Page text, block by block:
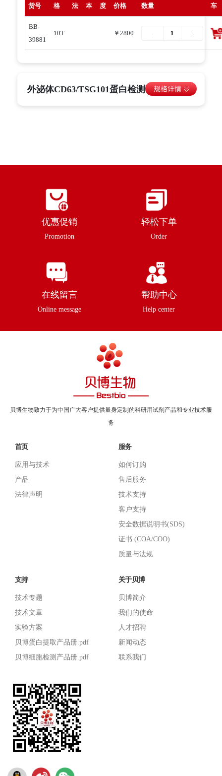
货号
格
法
本
度
价格 数量
车
BB-
39881
10T ￥2800
外泌体CD63/TSG101蛋白检测试剂盒
优惠促销
Promotion
轻松下单
Order
在线留言
Online message
帮助中心
Help center
贝博生物致力于为中国广大客户提供量身定制的科研用试剂产品和专业技术服
务
首页
应用与技术
产品
法律声明
服务
如何订购
售后服务
技术支持
客户支持
安全数据说明书(SDS)
证书 (COA/COO)
质量与法规
支持
技术专题
技术文章
实验方案
贝博蛋白提取产品册.pdf
贝博细胞检测产品册.pdf
关于贝博
贝博简介
我们的使命
人才招聘
新闻动态
联系我们